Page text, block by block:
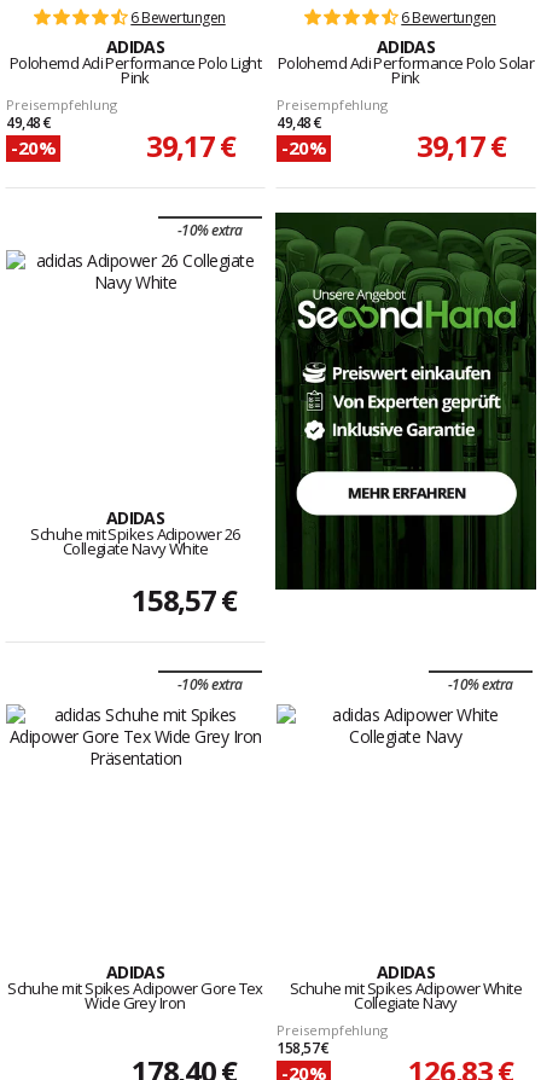
6 Bewertungen
ADIDAS
Polohemd Adi Performance Polo Light
Pink
Preisempfehlung
49,48 €
-20% 39,17 €
6 Bewertungen
ADIDAS
Polohemd Adi Performance Polo Solar
Pink
Preisempfehlung
49,48 €
-20% 39,17 €
-10% extra
ADIDAS
Schuhe mit Spikes Adipower 26
Collegiate Navy White
158,57 €
-10% extra
ADIDAS
Schuhe mit Spikes Adipower Gore Tex
Wide Grey Iron
178,40 €
-10% extra
ADIDAS
Schuhe mit Spikes Adipower White
Collegiate Navy
Preisempfehlung
158,57 €
-20% 126,83 €